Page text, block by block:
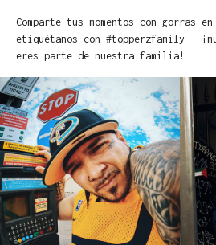
Comparte tus momentos con gorras
etiquétanos con #topperzfamily –
eres parte de nuestra familia!